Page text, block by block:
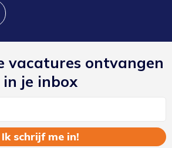
vacatures ontvangen
in je inbox